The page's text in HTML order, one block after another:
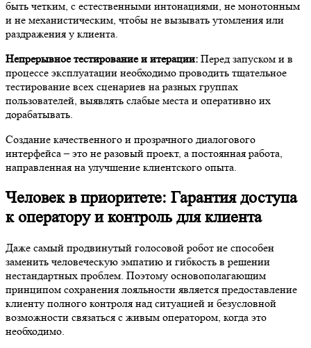
быть четким, с естественными интонациями, не монотонным
и не механистическим, чтобы не вызывать утомления или
раздражения у клиента.
Непрерывное тестирование и итерации: Перед запуском и в
процессе эксплуатации необходимо проводить тщательное
тестирование всех сценариев на разных группах
пользователей, выявлять слабые места и оперативно их
дорабатывать.
Создание качественного и прозрачного диалогового
интерфейса – это не разовый проект, а постоянная работа,
направленная на улучшение клиентского опыта.
Человек в приоритете: Гарантия доступа
к оператору и контроль для клиента
Даже самый продвинутый голосовой робот не способен
заменить человеческую эмпатию и гибкость в решении
нестандартных проблем. Поэтому основополагающим
принципом сохранения лояльности является предоставление
клиенту полного контроля над ситуацией и безусловной
возможности связаться с живым оператором, когда это
необходимо.